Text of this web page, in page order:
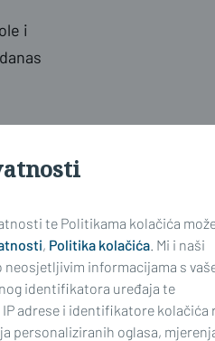
i
te Politikama kolačića
, Politika kolačića . Mi i naši
informacijama s
identifikatora uređaja te
adrese i identifikatore kolačića
personaliziranih oglasa,